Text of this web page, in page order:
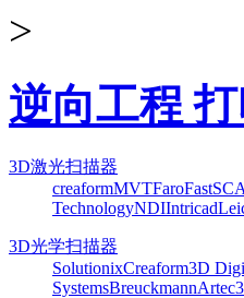
>
逆向工程
3D激光扫描器
creaformMVTFaro
TechnologyNDIIntricad
3D光学扫描器
SolutionixCreaform3D
SystemsBreuckmann